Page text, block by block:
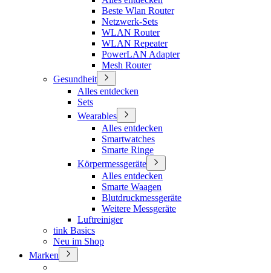
Beste Wlan Router
Netzwerk-Sets
WLAN Router
WLAN Repeater
PowerLAN Adapter
Mesh Router
Gesundheit
Alles entdecken
Sets
Wearables
Alles entdecken
Smartwatches
Smarte Ringe
Körpermessgeräte
Alles entdecken
Smarte Waagen
Blutdruckmessgeräte
Weitere Messgeräte
Luftreiniger
tink Basics
Neu im Shop
Marken